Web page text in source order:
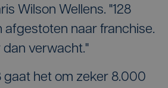
Wilson Wellens. "128
afgestoten naar franchise.
dan verwacht."
gaat het om zeker 8.000